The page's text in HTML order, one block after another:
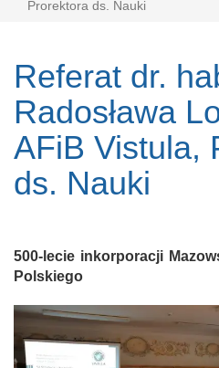
Prorektora ds. Nauki
Referat dr.
Radosława
AFiB Vistula,
ds. Nauki
500-lecie inkorporacji
Polskiego